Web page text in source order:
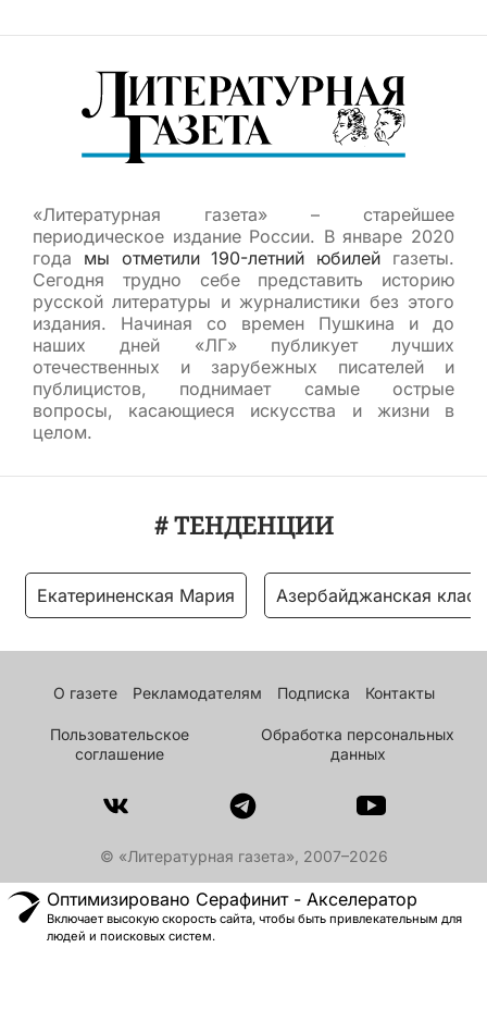
«Литературная газета» – старейшее
периодическое издание России. В январе 2020
года мы отметили 190-летний юбилей газеты.
Сегодня трудно себе представить историю
русской литературы и журналистики без этого
издания. Начиная со времен Пушкина и до
наших дней «ЛГ» публикует лучших
отечественных и зарубежных писателей и
публицистов, поднимает самые острые
вопросы, касающиеся искусства и жизни в
целом.
# ТЕНДЕНЦИИ
Екатериненская Мария Азербайджанская
О газете Рекламодателям Подписка Контакты
Пользовательское
соглашение
Обработка персональных
данных
© «Литературная газета», 2007–2026
Оптимизировано Серафинит - Акселератор
Включает высокую скорость сайта, чтобы быть привлекательным для
людей и поисковых систем.